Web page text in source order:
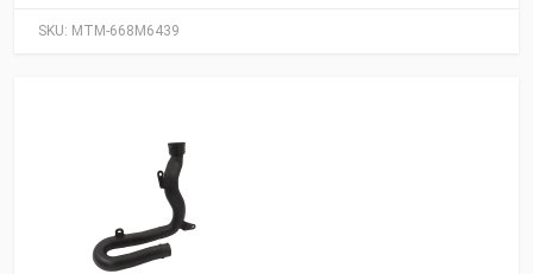
SKU: MTM-668M6439